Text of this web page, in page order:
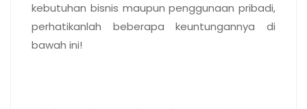
kebutuhan bisnis maupun penggunaan pribadi,
perhatikanlah beberapa keuntungannya di
bawah ini!